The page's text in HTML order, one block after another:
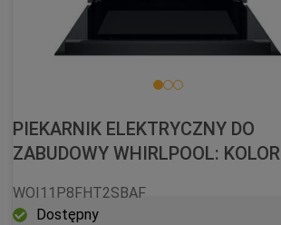
PIEKARNIK ELEKTRYCZNY DO
ZABUDOWY WHIRLPOOL: KOLOR
WOI11P8FHT2SBAF
WOI11P8FHT2SBAF
Dostępny